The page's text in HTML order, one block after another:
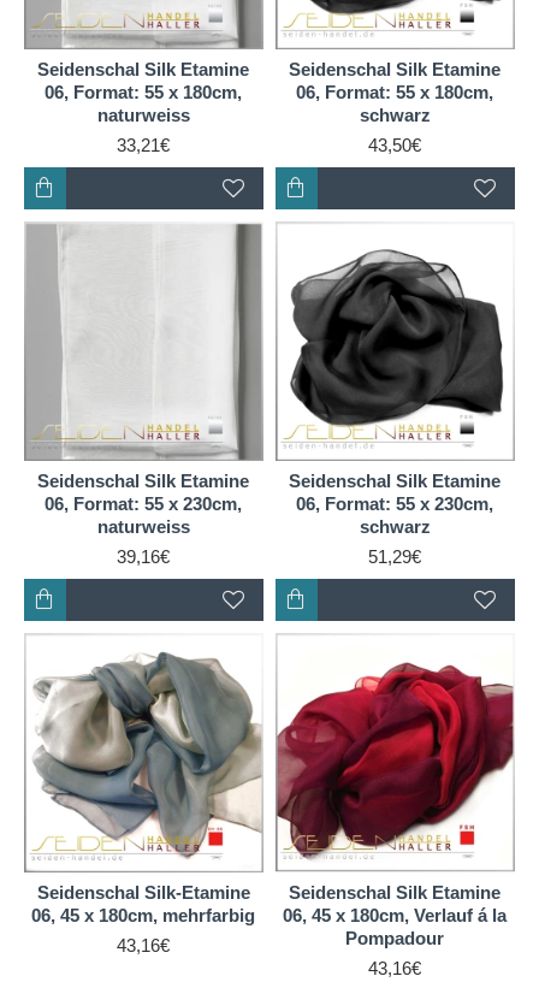
Seidenschal Silk Etamine
06, Format: 55 x 180cm,
naturweiss
33,21€
Seidenschal Silk Etamine
06, Format: 55 x 180cm,
schwarz
43,50€
Seidenschal Silk Etamine
06, Format: 55 x 230cm,
naturweiss
39,16€
Seidenschal Silk Etamine
06, Format: 55 x 230cm,
schwarz
51,29€
Seidenschal Silk-Etamine
06, 45 x 180cm, mehrfarbig
43,16€
Seidenschal Silk Etamine
06, 45 x 180cm, Verlauf á la
Pompadour
43,16€